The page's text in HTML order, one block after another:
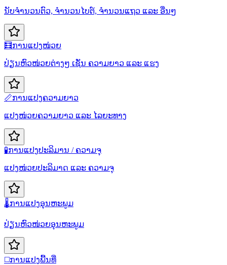
ນັບຈຳນວນຕົວ, ຈຳນວນໄບຕ໌, ຈຳນວນແຖວ ແລະ ອື່ນໆ
🧮ການແປງໜ່ວຍ
ປ່ຽນຫົວໜ່ວຍຕ່າງໆ ເຊັ່ນ ຄວາມຍາວ ແລະ ແຮງ
📏ການແປງຄວາມຍາວ
ແປງໜ່ວຍຄວາມຍາວ ແລະ ໄລຍະທາງ
🧪ການແປງປະລິມານ / ຄວາມຈຸ
ແປງໜ່ວຍປະລິມາດ ແລະ ຄວາມຈຸ
🌡️ການແປງອຸນຫະພູມ
ປ່ຽນຫົວໜ່ວຍອຸນຫະພູມ
◻️ການແປງພື້ນທີ່